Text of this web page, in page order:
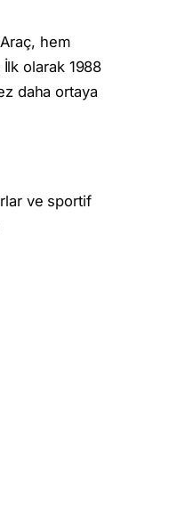
hem
İlk olarak 1988
daha ortaya
ve sportif